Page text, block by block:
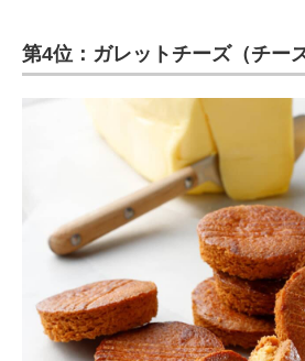
第4位：ガレットチーズ（チー